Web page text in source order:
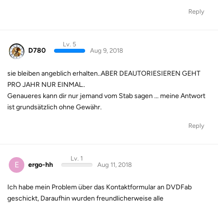
Reply
D780
Lv. 5
Aug 9, 2018
sie bleiben angeblich erhalten..ABER DEAUTORIESIEREN GEHT
PRO JAHR NUR EINMAL..
Genaueres kann dir nur jemand vom Stab sagen ... meine Antwort
ist grundsätzlich ohne Gewähr.
Reply
E ergo-hh
Lv. 1
Aug 11, 2018
Ich habe mein Problem über das Kontaktformular an DVDFab
geschickt, Daraufhin wurden freundlicherweise alle